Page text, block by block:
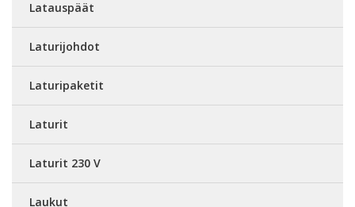
Latauspäät
Laturijohdot
Laturipaketit
Laturit
Laturit 230 V
Laukut